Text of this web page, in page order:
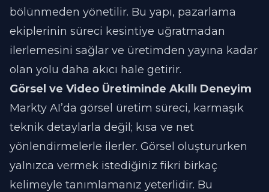
bölünmeden yönetilir. Bu yapı, pazarlama
ekiplerinin süreci kesintiye uğratmadan
ilerlemesini sağlar ve üretimden yayına kadar
olan yolu daha akıcı hale getirir.
Görsel ve Video Üretiminde Akıllı Deneyim
Markty AI’da görsel üretim süreci, karmaşık
teknik detaylarla değil; kısa ve net
yönlendirmelerle ilerler. Görsel oluştururken
yalnızca vermek istediğiniz fikri birkaç
kelimeyle tanımlamanız yeterlidir. Bu